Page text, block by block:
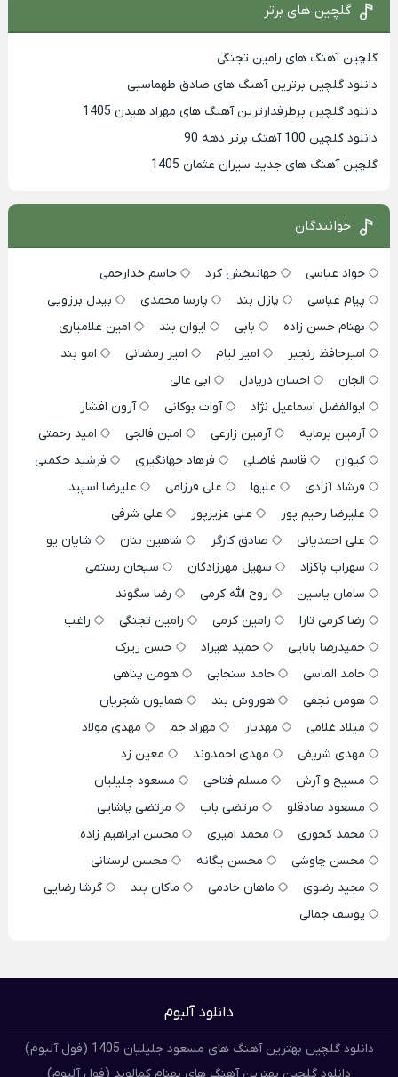
گلچین های برتر
گلچین آهنگ های رامین تجنگی
دانلود گلچین برترین آهنگ های صادق طهماسبی
دانلود گلچین پرطرفدارترین آهنگ های مهراد هیدن 1405
دانلود گلچین 100 آهنگ برتر دهه 90
گلچین آهنگ های جدید سیران عثمان 1405
خوانندگان
جواد عباسی جهانبخش کرد
جاسم خدارحمی
پیام عباسی
پازل بند پارسا محمدی
بیدل برزویی
بهنام حسن زاده
بابی ایوان بند
امین غلامیاری
امیرحافظ رنجبر
امیر لیام امیر رمضانی
امو بند
الجان
احسان دریادل
ابی عالی
ابوالفضل اسماعیل نژاد
آوات بوکانی
آرون افشار
آرمین برمایه
آرمین زارعی امین فالجی
امید رحمتی
کیوان
قاسم فاضلی فرهاد جهانگیری
فرشید حکمتی
فرشاد آزادی
علیها علی فرزامی
علیرضا اسپید
علیرضا رحیم پور
علی عزیزپور
علی شرفی
علی احمدیانی
صادق کارگر شاهین بنان
شایان یو
سهراب پاکزاد
سهیل مهرزادگان
سبحان رستمی
سامان یاسین
روح الله کرمی
رضا سگوند
رضا کرمی تارا
رامین کرمی رامین تجنگی
راغب
حمیدرضا بابایی
حمید هیراد
حسن زیرک
حامد الماسی
حامد سنجابی
هومن پناهی
هومن نجفی
هوروش بند
همایون شجریان
میلاد غلامی
مهدیار مهراد جم
مهدی مولاد
مهدی شریفی
مهدی احمدوند
معین زد
مسیح و آرش
مسلم فتاحی
مسعود جلیلیان
مسعود صادقلو
مرتضی باب
مرتضی پاشایی
محمد کجوری
محمد امیری
محسن ابراهیم زاده
محسن چاوشی
محسن یگانه
محسن لرستانی
مجید رضوی
ماهان خادمی ماکان بند
گرشا رضایی
یوسف جمالی
دانلود آلبوم
دانلود گلچین بهترین آهنگ های مسعود جلیلیان 1405 (فول آلبوم)